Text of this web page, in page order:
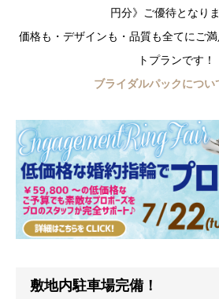
円分》ご優待となりま
価格も・デザインも・品質も全てにご
トプランです！
ブライダルパックについ
敷地内駐車場完備！